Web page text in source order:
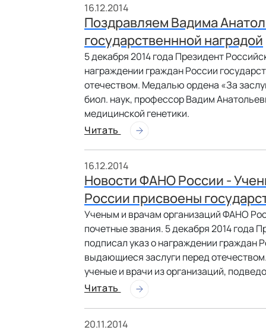
16.12.2014
Поздравляем Вадима
государственнной наградой
5 декабря 2014 года Президент
награждении граждан России
отечеством. Медалью ордена «За
биол. наук, профессор Вадим
медицинской генетики.
Читать
16.12.2014
Новости ФАНО России -
России присвоены
Ученым и врачам организаций ФАНО
почетные звания. 5 декабря 2014 года
подписал указ о награждении граждан
выдающиеся заслуги перед
ученые и врачи из организаций,
Читать
20.11.2014